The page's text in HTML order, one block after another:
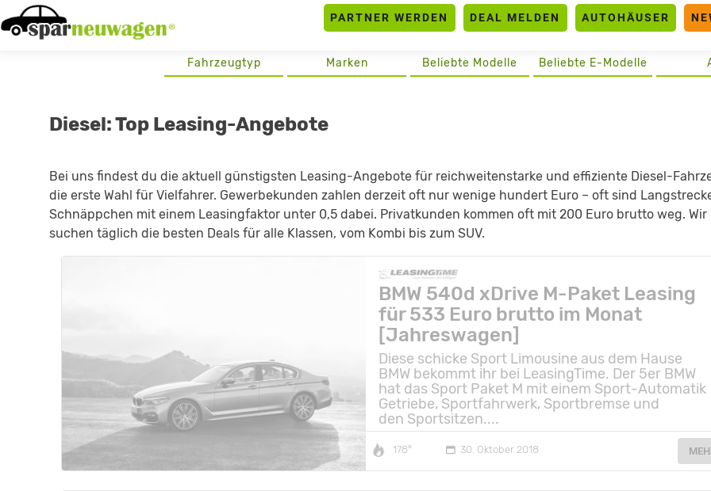
Skip
to
PARTNER WERDEN DEAL MELDEN AUTOHÄUSER
Beliebte E-Modelle
Beliebte Modelle
Marken
Fahrzeugtyp
Diesel: Top Leasing-Angebote
Bei uns findest du die aktuell günstigsten Leasing-Angebote für reichweitenstarke und effiziente Diesel-
die erste Wahl für Vielfahrer. Gewerbekunden zahlen derzeit oft nur wenige hundert Euro – oft sind
Schnäppchen mit einem Leasingfaktor unter 0,5 dabei. Privatkunden kommen oft mit 200 Euro brutto weg. Wir
suchen täglich die besten Deals für alle Klassen, vom Kombi bis zum SUV.
BMW 540d xDrive M-Paket Leasing
für 533 Euro brutto im Monat
[Jahreswagen]
Diese schicke Sport Limousine aus dem Hause
BMW bekommt ihr bei LeasingTime. Der 5er BMW
hat das Sport Paket M mit einem Sport-Automatik
Getriebe, Sportfahrwerk, Sportbremse und
den Sportsitzen....
178° 30. Oktober 2018